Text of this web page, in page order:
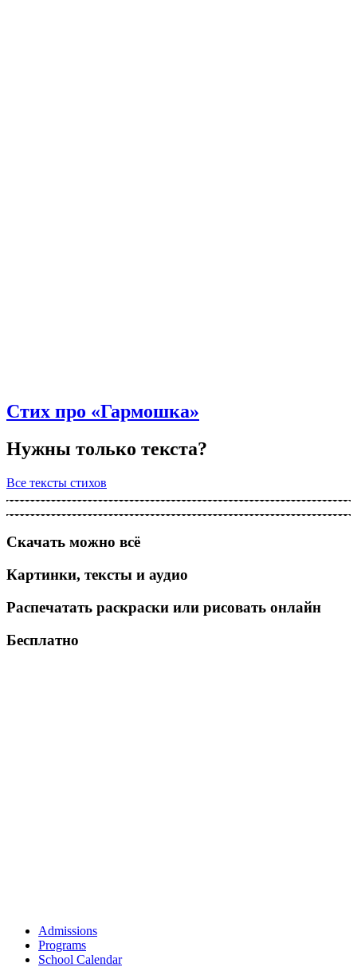
Стих про «Гармошка»
Нужны только текста?
Все тексты стихов
Скачать можно всё
Картинки, тексты и аудио
Распечатать раскраски или рисовать онлайн
Бесплатно
Admissions
Programs
School Calendar